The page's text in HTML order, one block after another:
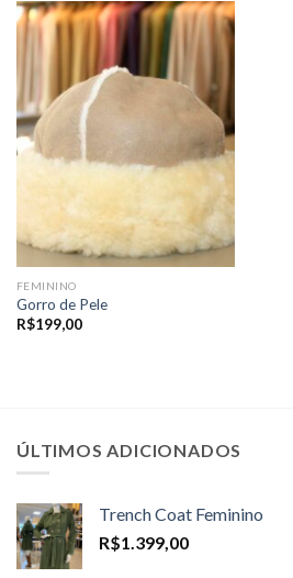
FEMININO
Gorro de Pele
R$199,00
ÚLTIMOS ADICIONADOS
Trench Coat Feminino
R$1.399,00